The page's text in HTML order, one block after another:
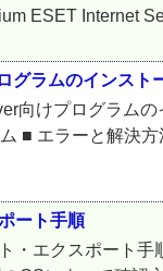
ESET Internet
ラムのインスト
向けプログラム
■ エラーと解決
ート手順
・エクスポート